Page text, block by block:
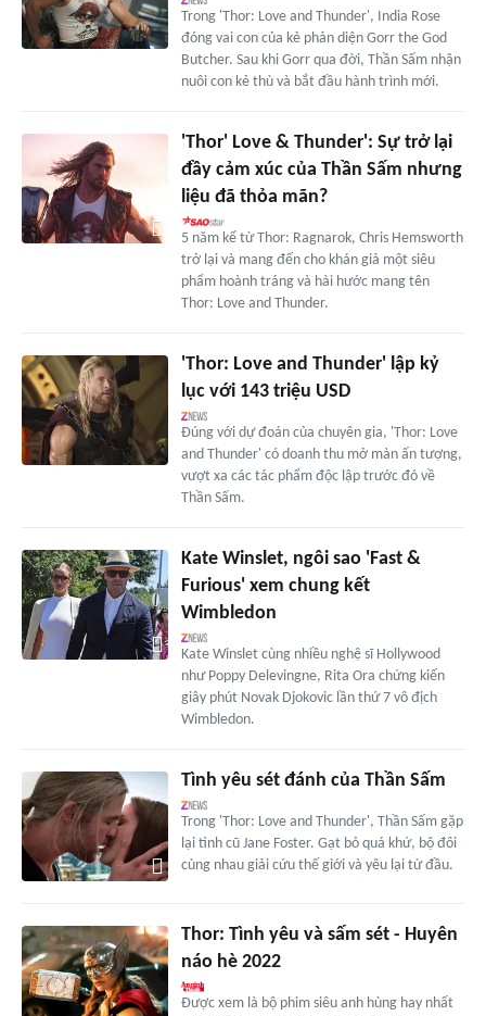
Trong 'Thor: Love and Thunder', India Rose
đóng vai con của kẻ phản diện Gorr the God
Butcher. Sau khi Gorr qua đời, Thần Sấm nhận
nuôi con kẻ thù và bắt đầu hành trình mới.
'Thor' Love & Thunder': Sự trở lại
đầy cảm xúc của Thần Sấm nhưng
liệu đã thỏa mãn?
5 năm kể từ Thor: Ragnarok, Chris Hemsworth
trở lại và mang đến cho khán giả một siêu
phẩm hoành tráng và hài hước mang tên
Thor: Love and Thunder.
'Thor: Love and Thunder' lập kỷ
lục với 143 triệu USD
Đúng với dự đoán của chuyên gia, 'Thor: Love
and Thunder' có doanh thu mở màn ấn tượng,
vượt xa các tác phẩm độc lập trước đó về
Thần Sấm.
Kate Winslet, ngôi sao 'Fast &
Furious' xem chung kết
Wimbledon
Kate Winslet cùng nhiều nghệ sĩ Hollywood
như Poppy Delevingne, Rita Ora chứng kiến
giây phút Novak Djokovic lần thứ 7 vô địch
Wimbledon.
Tình yêu sét đánh của Thần Sấm
Trong 'Thor: Love and Thunder', Thần Sấm gặp
lại tình cũ Jane Foster. Gạt bỏ quá khứ, bộ đôi
cùng nhau giải cứu thế giới và yêu lại từ đầu.
Thor: Tình yêu và sấm sét - Huyên
náo hè 2022
Được xem là bộ phim siêu anh hùng hay nhất